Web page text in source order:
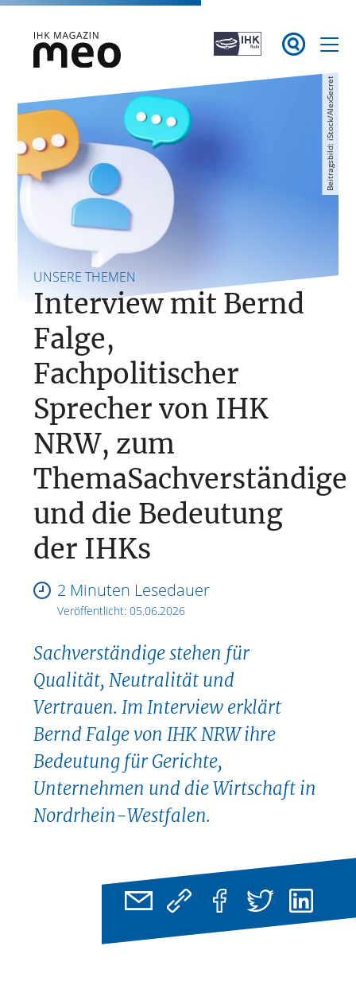

IHK Magazin meo
Beitragsbild:
iStock/AlexSecret
UNSERE THEMEN
Interview mit Bernd
Falge,
Fachpolitischer
Sprecher von IHK
NRW, zum
ThemaSachverständige
und die Bedeutung
der IHKs
2 Minuten Lesedauer
Veröffentlicht:05.06.2026
Sachverständige stehen für
Qualität, Neutralität und
Vertrauen. Im Interview erklärt
Bernd Falge von IHK NRW ihre
Bedeutung für Gerichte,
Unternehmen und die Wirtschaft in
Nordrhein-Westfalen.